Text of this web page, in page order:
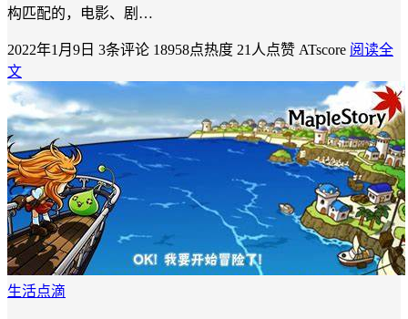
构匹配的，电影、剧…
2022年1月9日 3条评论 18958点热度 21人点赞 ATscore 阅读全
文
生活点滴